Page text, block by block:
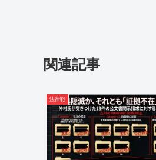
関連記事
法律戦